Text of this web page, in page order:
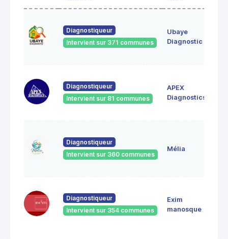
Diagnostiqueur
Intervient sur 371 communes
Ubaye
Diagnostic
Diagnostiqueur
Intervient sur 81 communes
APEX
Diagnostics
Diagnostiqueur
Intervient sur 360 communes
Mélia
Diagnostiqueur
Intervient sur 354 communes
Exim
manosque